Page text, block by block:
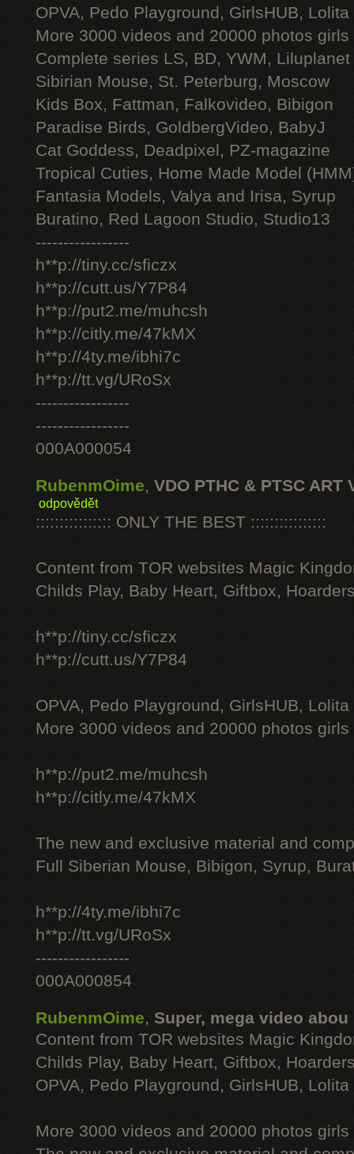
OPVA, Pedo Playground, GirlsHUB, Lolita
More 3000 videos and 20000 photos
Complete series LS, BD, YWM, Liluplanet
Sibirian Mouse, St. Peterburg, Moscow
Kids Box, Fattman, Falkovideo, Bibigon
Paradise Birds, GoldbergVideo, BabyJ
Cat Goddess, Deadpixel, PZ-magazine
Tropical Cuties, Home Made Model
Fantasia Models, Valya and Irisa, Syrup
Buratino, Red Lagoon Studio, Studio13
-----------------
h**p://tiny.cc/sficzx
h**p://cutt.us/Y7P84
h**p://put2.me/muhcsh
h**p://citly.me/47kMX
h**p://4ty.me/ibhi7c
h**p://tt.vg/URoSx
-----------------
-----------------
000A000054
RubenmOime, VDO PTHC & PTSC ART
odpovědět
:::::::::::::::: ONLY THE BEST ::::::::::::::::
Content from TOR websites Magic
Childs Play, Baby Heart, Giftbox,
h**p://tiny.cc/sficzx
h**p://cutt.us/Y7P84
OPVA, Pedo Playground, GirlsHUB, Lolita
More 3000 videos and 20000 photos
h**p://put2.me/muhcsh
h**p://citly.me/47kMX
The new and exclusive material and
Full Siberian Mouse, Bibigon, Syrup,
h**p://4ty.me/ibhi7c
h**p://tt.vg/URoSx
-----------------
000A000854
RubenmOime, Super, mega video abou
Content from TOR websites Magic
Childs Play, Baby Heart, Giftbox,
OPVA, Pedo Playground, GirlsHUB, Lolita
More 3000 videos and 20000 photos